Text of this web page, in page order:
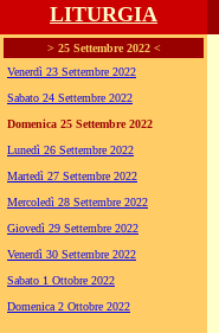
LITURGIA
> 25 Settembre 2022 <
Venerdì 23 Settembre 2022
Sabato 24 Settembre 2022
Domenica 25 Settembre 2022
Lunedì 26 Settembre 2022
Martedì 27 Settembre 2022
Mercoledì 28 Settembre 2022
Giovedì 29 Settembre 2022
Venerdì 30 Settembre 2022
Sabato 1 Ottobre 2022
Domenica 2 Ottobre 2022